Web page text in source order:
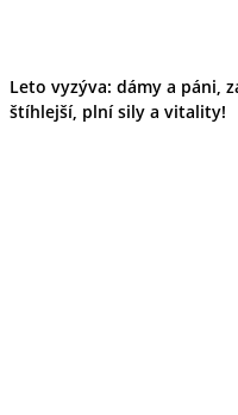
Podujatia
Leto vyzýva: dámy a páni,
štíhlejší, plní sily a vitality!